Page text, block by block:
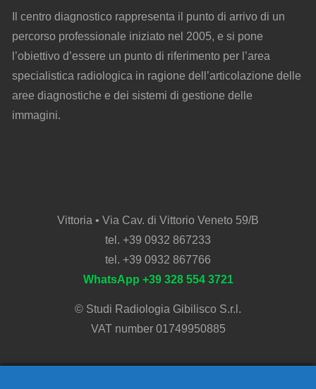
Il centro diagnostico rappresenta il punto di arrivo di un
percorso professionale iniziato nel 2005, e si pone
l’obiettivo d’essere un punto di riferimento per l’area
specialistica radiologica in ragione dell’articolazione delle
aree diagnostiche e dei sistemi di gestione delle
immagini.
Vittoria • Via Cav. di Vittorio Veneto 59/B
tel. +39 0932 867233
tel. +39 0932 867766
WhatsApp +39 328 554 3721
© Studi Radiologia Gibilisco S.r.l.
VAT number 01749950885